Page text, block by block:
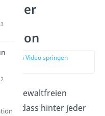
der
im Video springen
der Gewaltfreien
ist, dass hinter jeder